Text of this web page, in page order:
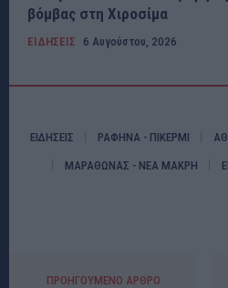
βόμβας στη Χιροσίμα
ΕΙΔΗΣΕΙΣ 6 Αυγούστου, 2026
ΕΙΔΗΣΕΙΣ ΡΑΦΗΝΑ - ΠΙΚΕΡΜΙ
ΜΑΡΑΘΩΝΑΣ - ΝΕΑ ΜΑΚΡΗ
ΠΡΟΗΓΟΎΜΕΝΟ ΆΡΘΡΟ